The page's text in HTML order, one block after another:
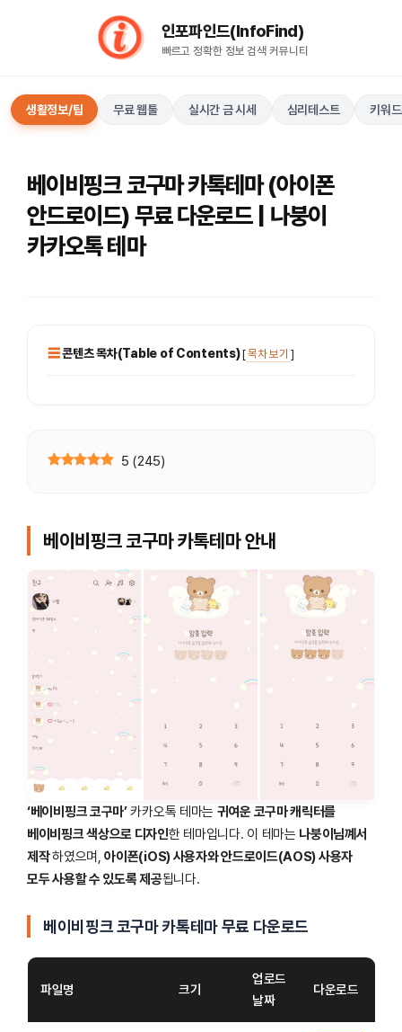
인포파인드(InfoFind)​​​​
빠르고 정확한 정보 검색 커뮤니티
생활정보/팁 무료 웹툴 실시간 금 시세 심리테스트 키워
베이비핑크 코구마 카톡테마 (아이폰
안드로이드) 무료 다운로드 | 나붕이
카카오톡 테마
콘텐츠 목차(Table of Contents)[목차 보기 ]
5 (245)
베이비핑크 코구마 카톡테마 안내
‘베이비핑크 코구마’카카오톡 테마는 귀여운 코구마 캐릭터를
베이비핑크 색상으로 디자인한 테마입니다. 이 테마는 나붕이님꼐서
제작하였으며,아이폰(iOS) 사용자와 안드로이드(AOS) 사용자
모두 사용할 수 있도록 제공됩니다.
베이비핑크 코구마 카톡테마 무료 다운로드
파일명 크기
업로드
날짜
다운로드